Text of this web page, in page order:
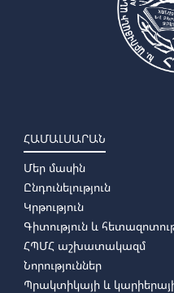
ՀԱՄԱԼՍԱՐԱՆ
Մեր մասին
Ընդունելություն
Կրթություն
Գիտություն և
ՀՊՄՀ աշխատակազմ
Նորություններ
Պրակտիկայի և